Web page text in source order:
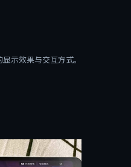
示效果与交互方式。